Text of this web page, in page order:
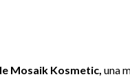
Mosaik Kosmetic, una